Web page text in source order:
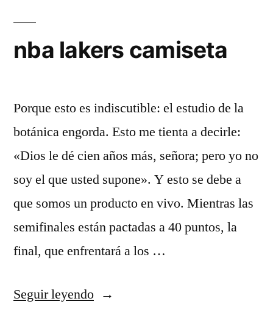
nba lakers camiseta
Porque esto es indiscutible: el estudio de la
botánica engorda. Esto me tienta a decirle:
«Dios le dé cien años más, señora; pero yo no
soy el que usted supone». Y esto se debe a
que somos un producto en vivo. Mientras las
semifinales están pactadas a 40 puntos, la
final, que enfrentará a los …
Seguir leyendo«nba